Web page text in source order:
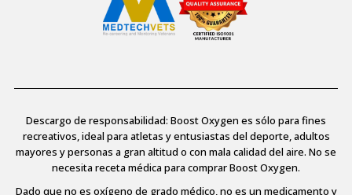
Descargo de responsabilidad: Boost Oxygen es sólo para fines
recreativos, ideal para atletas y entusiastas del deporte, adultos
mayores y personas a gran altitud o con mala calidad del aire. No se
necesita receta médica para comprar Boost Oxygen.
Dado que no es oxígeno de grado médico, no es un medicamento y